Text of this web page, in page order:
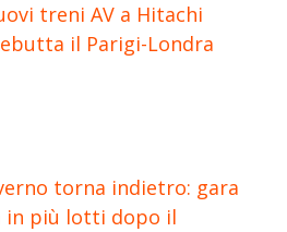
treni AV a Hitachi
il Parigi-Londra
torna indietro: gara
in più lotti dopo il